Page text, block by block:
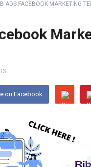
ADS FACEBOOK MARKETING
on Facebook